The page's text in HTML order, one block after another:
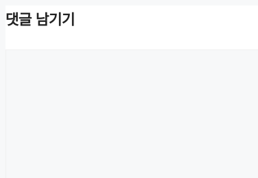
댓글 남기기